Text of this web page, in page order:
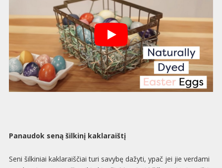
Panaudok seną šilkinį kaklaraištį
Seni šilkiniai kaklaraiščiai turi savybę dažyti, ypač jei jie verdami